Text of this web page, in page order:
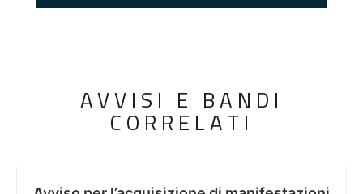
AVVISI E BANDI
CORRELATI